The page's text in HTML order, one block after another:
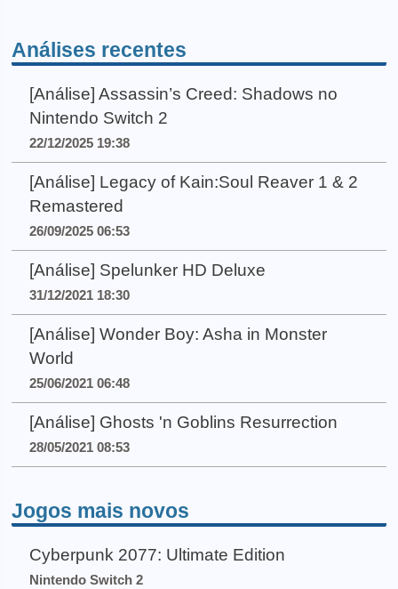
Análises recentes
[Análise] Assassin’s Creed: Shadows no
Nintendo Switch 2
22/12/2025 19:38
[Análise] Legacy of Kain:Soul Reaver 1 & 2
Remastered
26/09/2025 06:53
[Análise] Spelunker HD Deluxe
31/12/2021 18:30
[Análise] Wonder Boy: Asha in Monster
World
25/06/2021 06:48
[Análise] Ghosts 'n Goblins Resurrection
28/05/2021 08:53
Jogos mais novos
Cyberpunk 2077: Ultimate Edition
Nintendo Switch 2